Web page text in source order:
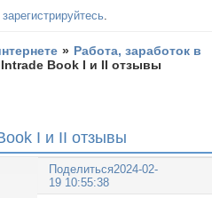
зарегистрируйтесь
» Работа, заработок в
Intrade Book I и II отзывы
I и II отзывы
Поделиться2024-02-
19 10:55:38